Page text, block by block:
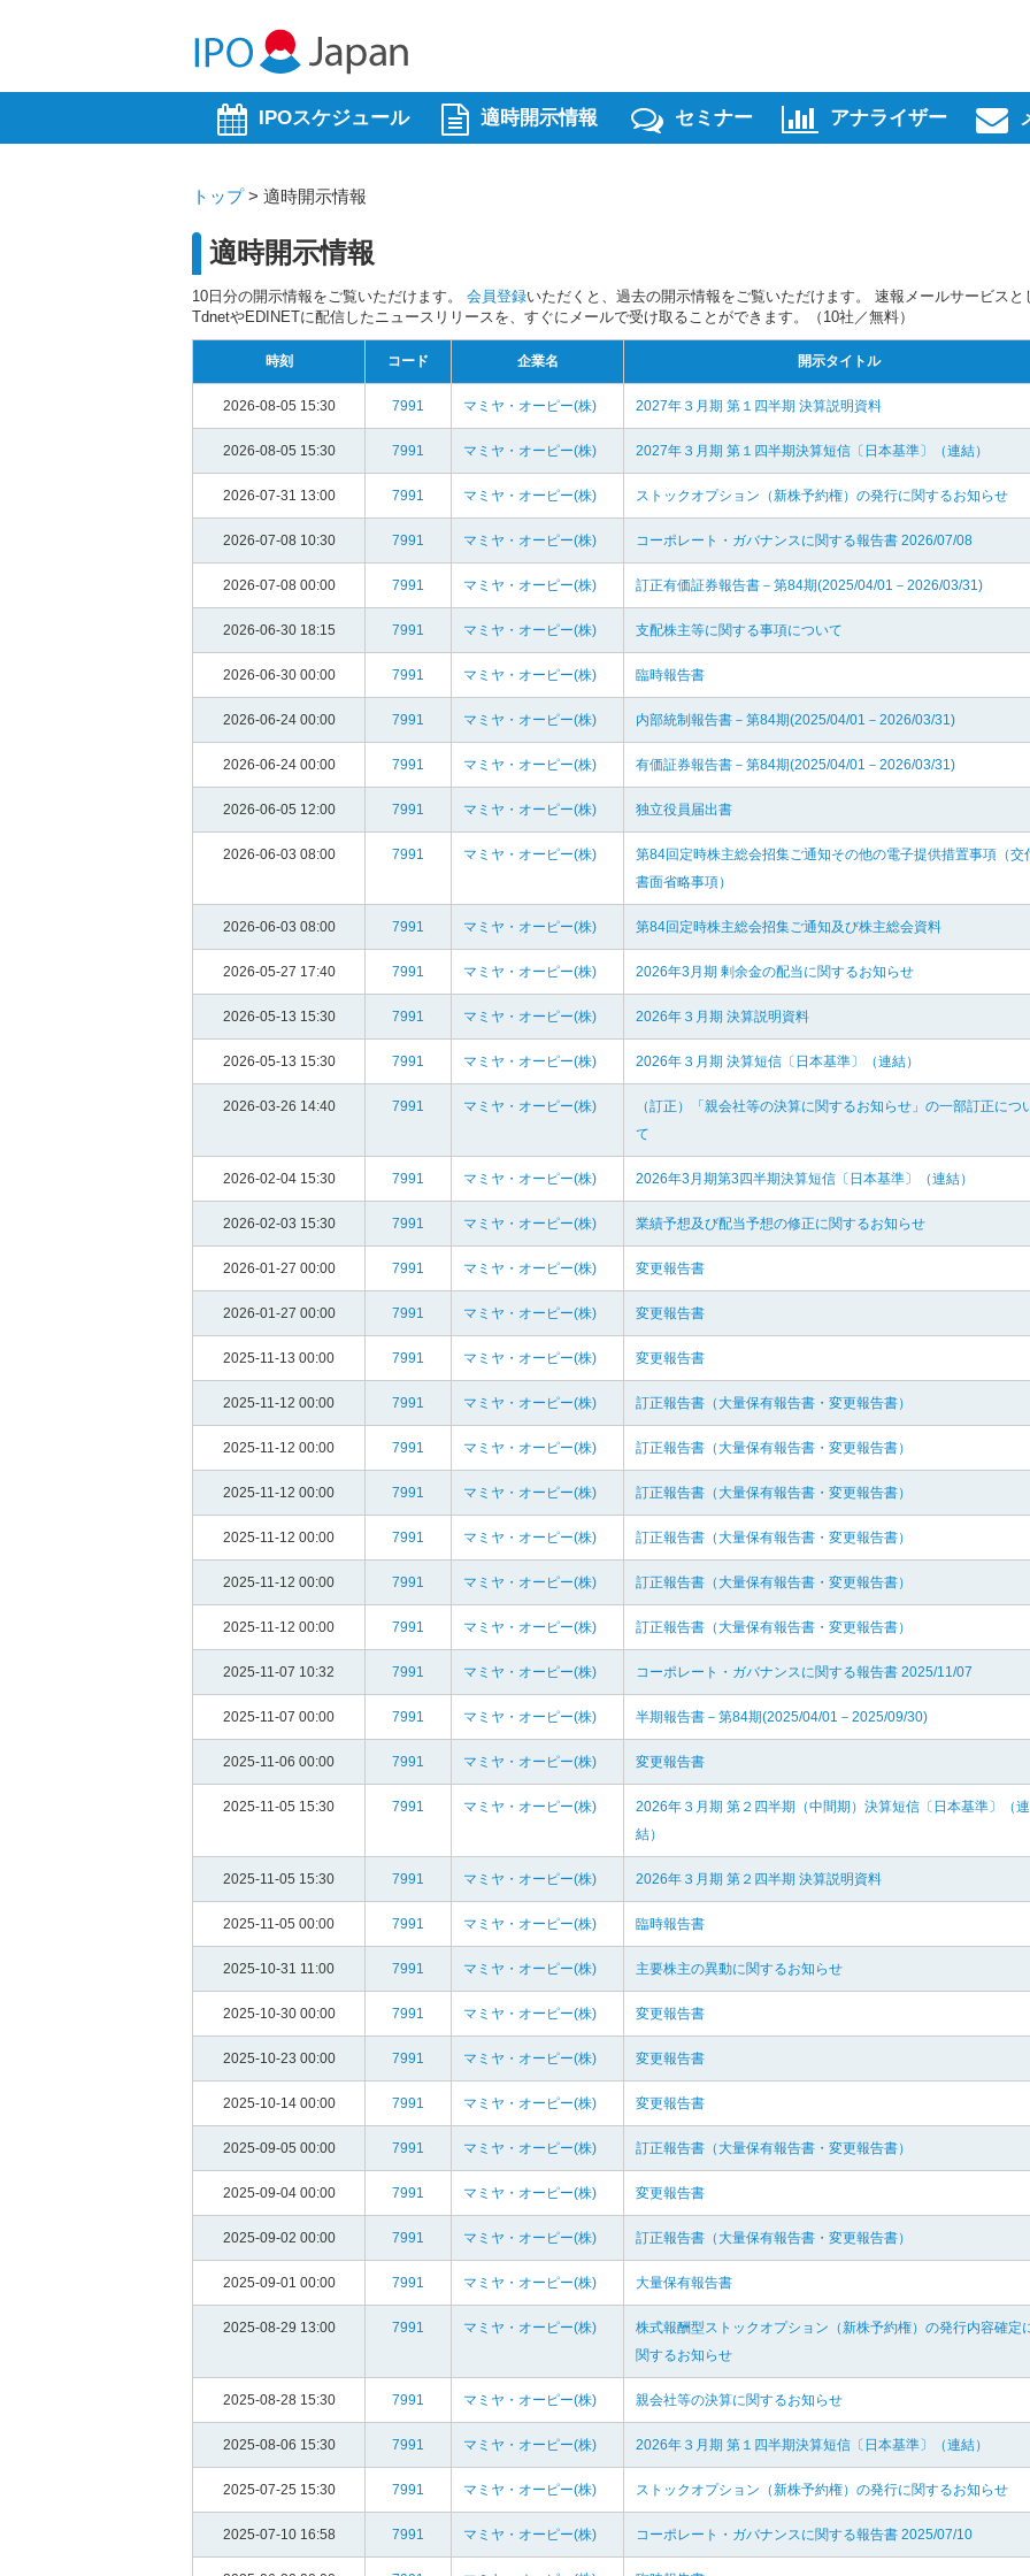
IPOスケジュール 適時開示情報 セミナー アナライザー
トップ> 適時開示情報
適時開示情報
10日分の開示情報をご覧いただけます。 会員登録いただくと、過去の開示情報をご覧いただけます。 速報メールサービスと
TdnetやEDINETに配信したニュースリリースを、すぐにメールで受け取ることができます。（10社／無料）
時刻 コード 企業名 開示タイトル
2026-08-05 15:30 7991 マミヤ・オーピー(株) 2027年３月期 第１四半期 決算説明資料
2026-08-05 15:30 7991 マミヤ・オーピー(株) 2027年３月期 第１四半期決算短信〔日本基準〕（連結）
2026-07-31 13:00 7991 マミヤ・オーピー(株) ストックオプション（新株予約権）の発行に関するお知らせ
2026-07-08 10:30 7991 マミヤ・オーピー(株) コーポレート・ガバナンスに関する報告書 2026/07/08
2026-07-08 00:00 7991 マミヤ・オーピー(株) 訂正有価証券報告書－第84期(2025/04/01－2026/03/31)
2026-06-30 18:15 7991 マミヤ・オーピー(株) 支配株主等に関する事項について
2026-06-30 00:00 7991 マミヤ・オーピー(株) 臨時報告書
2026-06-24 00:00 7991 マミヤ・オーピー(株) 内部統制報告書－第84期(2025/04/01－2026/03/31)
2026-06-24 00:00 7991 マミヤ・オーピー(株) 有価証券報告書－第84期(2025/04/01－2026/03/31)
2026-06-05 12:00 7991 マミヤ・オーピー(株) 独立役員届出書
2026-06-03 08:00 7991 マミヤ・オーピー(株)
第84回定時株主総会招集ご通知その他の電子提供措置事項（交
書面省略事項）
2026-06-03 08:00 7991 マミヤ・オーピー(株) 第84回定時株主総会招集ご通知及び株主総会資料
2026-05-27 17:40 7991 マミヤ・オーピー(株) 2026年3月期 剰余金の配当に関するお知らせ
2026-05-13 15:30 7991 マミヤ・オーピー(株) 2026年３月期 決算説明資料
2026-05-13 15:30 7991 マミヤ・オーピー(株) 2026年３月期 決算短信〔日本基準〕（連結）
2026-03-26 14:40 7991 マミヤ・オーピー(株)
（訂正）「親会社等の決算に関するお知らせ」の一部訂正につ
て
2026-02-04 15:30 7991 マミヤ・オーピー(株) 2026年3月期第3四半期決算短信〔日本基準〕（連結）
2026-02-03 15:30 7991 マミヤ・オーピー(株) 業績予想及び配当予想の修正に関するお知らせ
2026-01-27 00:00 7991 マミヤ・オーピー(株) 変更報告書
2026-01-27 00:00 7991 マミヤ・オーピー(株) 変更報告書
2025-11-13 00:00 7991 マミヤ・オーピー(株) 変更報告書
2025-11-12 00:00 7991 マミヤ・オーピー(株) 訂正報告書（大量保有報告書・変更報告書）
2025-11-12 00:00 7991 マミヤ・オーピー(株) 訂正報告書（大量保有報告書・変更報告書）
2025-11-12 00:00 7991 マミヤ・オーピー(株) 訂正報告書（大量保有報告書・変更報告書）
2025-11-12 00:00 7991 マミヤ・オーピー(株) 訂正報告書（大量保有報告書・変更報告書）
2025-11-12 00:00 7991 マミヤ・オーピー(株) 訂正報告書（大量保有報告書・変更報告書）
2025-11-12 00:00 7991 マミヤ・オーピー(株) 訂正報告書（大量保有報告書・変更報告書）
2025-11-07 10:32 7991 マミヤ・オーピー(株) コーポレート・ガバナンスに関する報告書 2025/11/07
2025-11-07 00:00 7991 マミヤ・オーピー(株) 半期報告書－第84期(2025/04/01－2025/09/30)
2025-11-06 00:00 7991 マミヤ・オーピー(株) 変更報告書
2025-11-05 15:30 7991 マミヤ・オーピー(株)
2026年３月期 第２四半期（中間期）決算短信〔日本基準〕（連
結）
2025-11-05 15:30 7991 マミヤ・オーピー(株) 2026年３月期 第２四半期 決算説明資料
2025-11-05 00:00 7991 マミヤ・オーピー(株) 臨時報告書
2025-10-31 11:00 7991 マミヤ・オーピー(株) 主要株主の異動に関するお知らせ
2025-10-30 00:00 7991 マミヤ・オーピー(株) 変更報告書
2025-10-23 00:00 7991 マミヤ・オーピー(株) 変更報告書
2025-10-14 00:00 7991 マミヤ・オーピー(株) 変更報告書
2025-09-05 00:00 7991 マミヤ・オーピー(株) 訂正報告書（大量保有報告書・変更報告書）
2025-09-04 00:00 7991 マミヤ・オーピー(株) 変更報告書
2025-09-02 00:00 7991 マミヤ・オーピー(株) 訂正報告書（大量保有報告書・変更報告書）
2025-09-01 00:00 7991 マミヤ・オーピー(株) 大量保有報告書
2025-08-29 13:00 7991 マミヤ・オーピー(株)
株式報酬型ストックオプション（新株予約権）の発行内容確定
関するお知らせ
2025-08-28 15:30 7991 マミヤ・オーピー(株) 親会社等の決算に関するお知らせ
2025-08-06 15:30 7991 マミヤ・オーピー(株) 2026年３月期 第１四半期決算短信〔日本基準〕（連結）
2025-07-25 15:30 7991 マミヤ・オーピー(株) ストックオプション（新株予約権）の発行に関するお知らせ
2025-07-10 16:58 7991 マミヤ・オーピー(株) コーポレート・ガバナンスに関する報告書 2025/07/10